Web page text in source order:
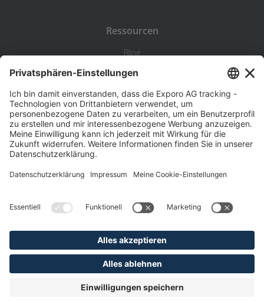
Ressourcen
Blog
Statistik
Wiki
Standortanalyse
Hilfe & Kontakt
©Exporo AG 2026
AGB
Datenschutz
Disclaimer
Pflichtangaben